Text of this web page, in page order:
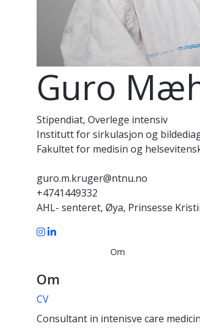
Guro
Stipendiat, Overlege intensiv
Institutt for sirkulasjon og
Fakultet for medisin og
guro.m.kruger@ntnu.no
+4741449332
AHL- senteret, Øya, Prinsesse
Om
Om
CV
Consultant in intenisve care